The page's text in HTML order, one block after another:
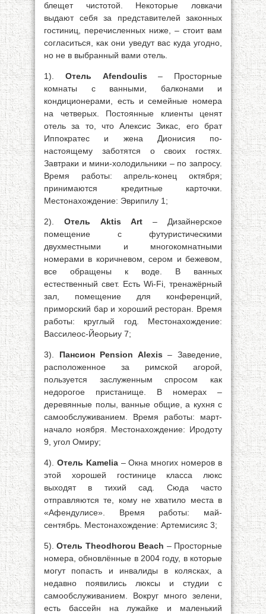
блещет чистотой. Некоторые ловкачи
выдают себя за представителей законных
гостиниц, перечисленных ниже, – стоит вам
согласиться, как они уведут вас куда угодно,
но не в выбранный вами отель.
1). Отель Afendoulis – Просторные
комнаты с ванными, балконами и
кондиционерами, есть и семейные номера
на четверых. Постоянные клиенты ценят
отель за то, что Алексис Зикас, его брат
Иппократес и жена Дионисия по-
настоящему заботятся о своих гостях.
Завтраки и мини-холодильники – по запросу.
Время работы: апрель-конец октября;
принимаются кредитные карточки.
Местонахождение: Эврипилу 1;
2). Отель Aktis Art – Дизайнерское
помещение с футуристическими
двухместными и многокомнатными
номерами в коричневом, сером и бежевом,
все обращены к воде. В ванных
естественный свет. Есть Wi-Fi, тренажёрный
зал, помещение для конференций,
приморский бар и хороший ресторан. Время
работы: круглый год. Местонахождение:
Вассилеос-Йеорьиу 7;
3). Пансион Pension Alexis – Заведение,
расположенное за римской агорой,
пользуется заслуженным спросом как
недорогое пристанище. В номерах –
деревянные полы, ванные общие, а кухня с
самообслуживанием. Время работы: март-
начало ноября. Местонахождение: Иродоту
9, угол Омиру;
4). Отель Kamelia– Окна многих номеров в
этой хорошей гостинице класса люкс
выходят в тихий сад. Сюда часто
отправляются те, кому не хватило места в
«Афендулисе». Время работы: май-
сентябрь. Местонахождение: Артемисияс 3;
5).Отель Theodhorou Beach – Просторные
номера, обновлённые в 2004 году, в которые
могут попасть и инвалиды в колясках, а
недавно появились люксы и студии с
самообслуживанием. Вокруг много зелени,
есть бассейн на лужайке и маленький